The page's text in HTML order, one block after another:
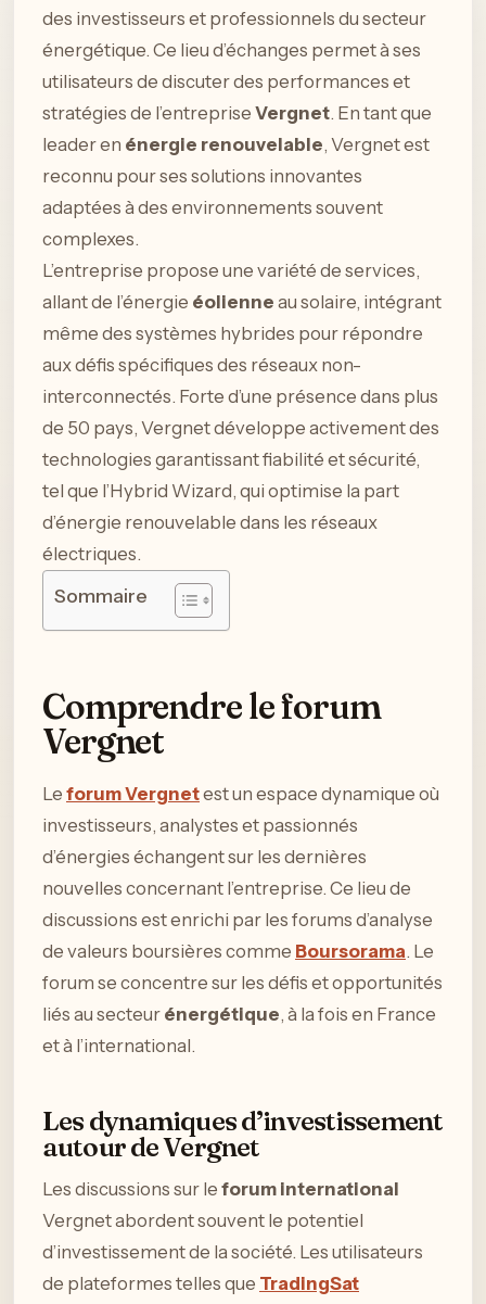
des investisseurs et professionnels du secteur
énergétique. Ce lieu d’échanges permet à ses
utilisateurs de discuter des performances et
stratégies de l’entreprise Vergnet. En tant que
leader en énergie renouvelable, Vergnet est
reconnu pour ses solutions innovantes
adaptées à des environnements souvent
complexes.
L’entreprise propose une variété de services,
allant de l’énergie éolienne au solaire, intégrant
même des systèmes hybrides pour répondre
aux défis spécifiques des réseaux non-
interconnectés. Forte d’une présence dans plus
de 50 pays, Vergnet développe activement des
technologies garantissant fiabilité et sécurité,
tel que l’Hybrid Wizard, qui optimise la part
d’énergie renouvelable dans les réseaux
électriques.
Sommaire
Comprendre le forum
Vergnet
Le forum Vergnetest un espace dynamique où
investisseurs, analystes et passionnés
d’énergies échangent sur les dernières
nouvelles concernant l’entreprise. Ce lieu de
discussions est enrichi par les forums d’analyse
de valeurs boursières comme Boursorama. Le
forum se concentre sur les défis et opportunités
liés au secteur énergétique, à la fois en France
et à l’international.
Les dynamiques d’investissement
autour de Vergnet
Les discussions sur le forum international
Vergnet abordent souvent le potentiel
d’investissement de la société. Les utilisateurs
de plateformes telles que TradingSat